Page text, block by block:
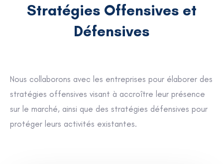
Stratégies Offensives et
Défensives
Nous collaborons avec les entreprises pour élaborer des
stratégies offensives visant à accroître leur présence
sur le marché, ainsi que des stratégies défensives pour
protéger leurs activités existantes.